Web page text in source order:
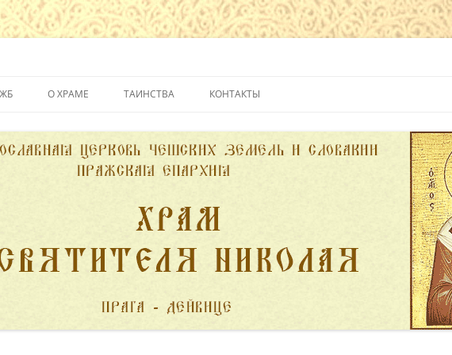
О ХРАМЕ
ДУХОВЕНСТВО
ТАИНСТВА
ВЕНЧАНИЕ
КОНТАКТЫ